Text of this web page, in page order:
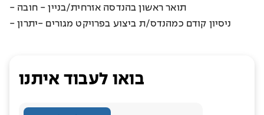
- תואר ראשון בהנדסה אזרחית/בניין - חובה
- ניסיון קודם כמהנדס/ת ביצוע בפרויקט מגורים -יתרון
בואו לעבוד איתנו